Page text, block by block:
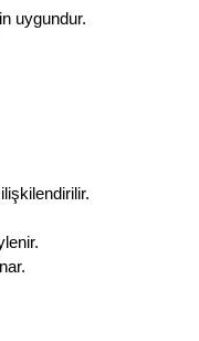
uygundur.